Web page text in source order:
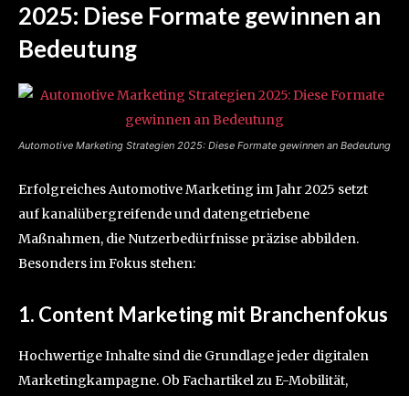
2025: Diese Formate gewinnen an
Bedeutung
Automotive Marketing Strategien 2025: Diese Formate gewinnen an Bedeutung
Erfolgreiches Automotive Marketing im Jahr 2025 setzt
auf kanalübergreifende und datengetriebene
Maßnahmen, die Nutzerbedürfnisse präzise abbilden.
Besonders im Fokus stehen:
1. Content Marketing mit Branchenfokus
Hochwertige Inhalte sind die Grundlage jeder digitalen
Marketingkampagne. Ob Fachartikel zu E-Mobilität,